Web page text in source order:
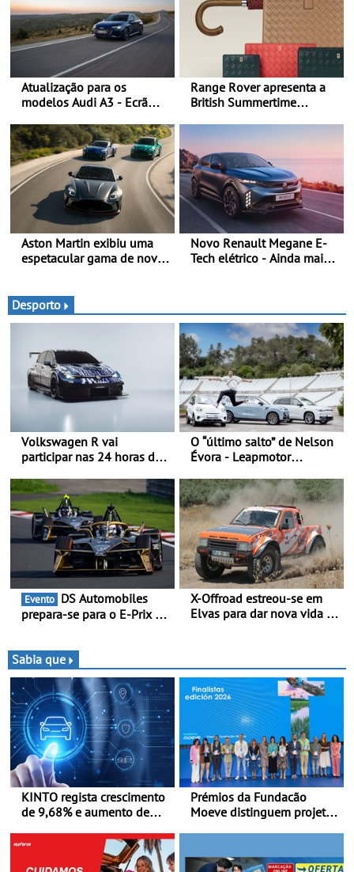
Atualização para os
modelos Audi A3 - Ecrã
condução adaptativo plus,
estacion. assistido e
assistente de marcha-atrás
Range Rover apresenta a
British Summertime
requintada do luxo
moderno inspirada nos
rituais e momentos
culturais da época de verão
britânica
Aston Martin exibiu uma
espetacular gama de novos
Novo Renault Megane E-
Tech elétrico - Ainda mais
Desporto
Volkswagen R vai
participar nas 24 horas de
ano em que assinala o 25.º
aniversário da Marca de
performance premium
O “último salto” de Nelson
Évora - Leapmotor
Campeão Olímpico num
momento histórico
Evento
prepara-se para o E-Prix de
noturnas, uma estreia para
no campeonato
X-Offroad estreou-se em
Elvas para dar nova vida às
pilotos no Alto Alentejo,
com viaturas T0, T8 e TA
em competição
Sabia que
KINTO regista crescimento
de 9,68% e aumento de
plug-in
Prémios da Fundacão
Moeve distinguem projeto
transição ecológica justa